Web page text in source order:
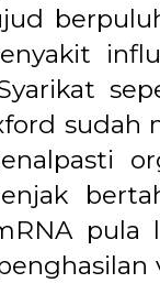
sudah
pula